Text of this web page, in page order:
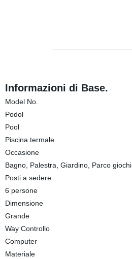
Informazioni di Base.
Model No.
Podol
Pool
Piscina termale
Occasione
Bagno, Palestra, Giardino, Parco giochi
Posti a sedere
6 persone
Dimensione
Grande
Way Controllo
Computer
Materiale